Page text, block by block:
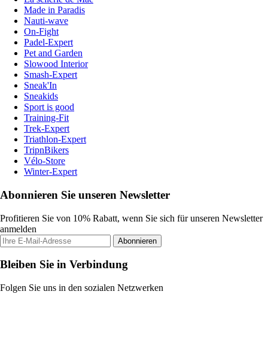
Made in Paradis
Nauti-wave
On-Fight
Padel-Expert
Pet and Garden
Slowood Interior
Smash-Expert
Sneak'In
Sneakids
Sport is good
Training-Fit
Trek-Expert
Triathlon-Expert
TripnBikers
Vélo-Store
Winter-Expert
Abonnieren Sie unseren Newsletter
Profitieren Sie von 10% Rabatt, wenn Sie sich für unseren Newsletter
anmelden
Abonnieren
Bleiben Sie in Verbindung
Folgen Sie uns in den sozialen Netzwerken